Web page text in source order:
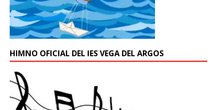
HIMNO OFICIAL DEL IES VEGA DEL ARGOS